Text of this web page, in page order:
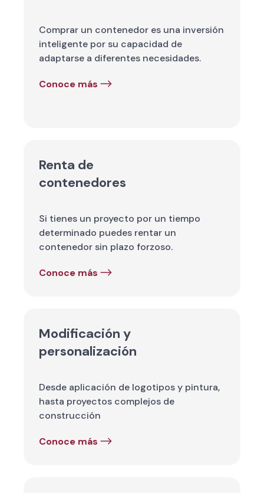
Comprar un contenedor es una inversión
inteligente por su capacidad de
adaptarse a diferentes necesidades.
Conoce más
Renta de
contenedores
Si tienes un proyecto por un tiempo
determinado puedes rentar un
contenedor sin plazo forzoso.
Conoce más
Modificación y
personalización
Desde aplicación de logotipos y pintura,
hasta proyectos complejos de
construcción
Conoce más